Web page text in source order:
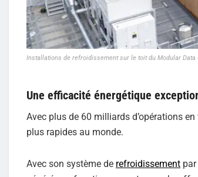
Installations de refroidissement sur le toit du Modular Data
Une efficacité énergétique
Avec plus de 60 milliards d’opérations en
plus rapides au monde.
Avec son système de refroidissement